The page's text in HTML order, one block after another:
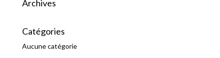
Archives
Catégories
Aucune catégorie